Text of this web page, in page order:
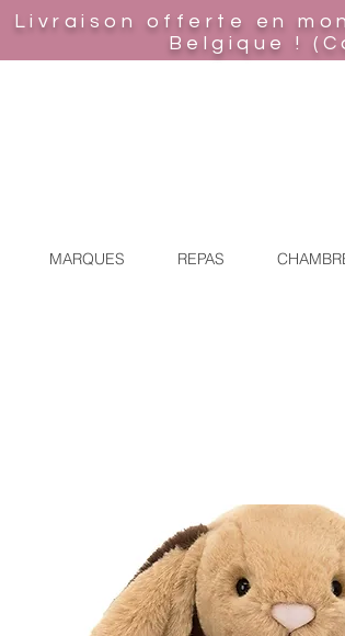
Livraison offerte en
Belgique !
MARQUES REPAS